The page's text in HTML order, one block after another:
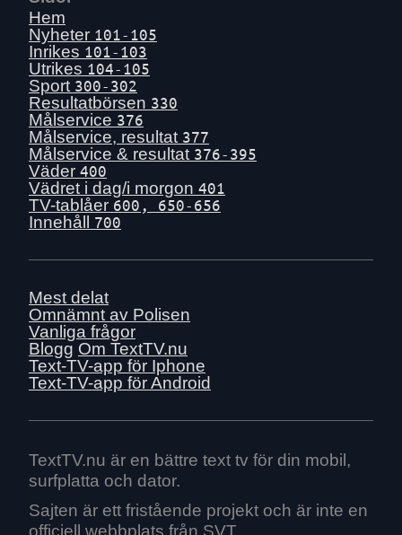
Sön 5 juli
Lör 4 juli
Fre 3 juli
Tors 2 juli
Ons 1 juli
Tis 30 juni
Mån 29 juni
Sön 28 juni
Lör 27 juni
Fre 26 juni
Tors 25 juni
Tis 23 juni
Mån 22 juni
Sön 21 juni
Lör 20 juni
Ons 17 juni
Tis 16 juni
Mån 15 juni
Hem
Nyheter 101-105
Inrikes 101-103
Utrikes 104-105
Sport 300-302
Resultatbörsen 330
Målservice 376
Målservice, resultat 377
Målservice & resultat 376-395
Väder 400
Vädret i dag/i morgon 401
TV-tablåer 600, 650-656
Innehåll 700
Mest delat
Omnämnt av Polisen
Vanliga frågor
Blogg Om TextTV.nu
Text-TV-app för Iphone
Text-TV-app för Android
TextTV.nu är en bättre text tv för din mobil,
surfplatta och dator.
Sajten är ett fristående projekt och är inte en
officiell webbplats från SVT.